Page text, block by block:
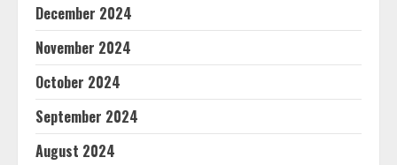
December 2024
November 2024
October 2024
September 2024
August 2024